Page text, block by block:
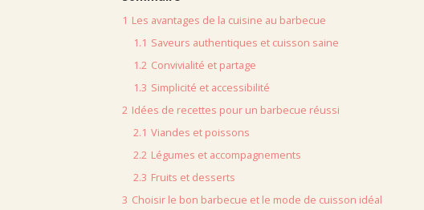
1 Les avantages de la cuisine au barbecue
1.1 Saveurs authentiques et cuisson saine
1.2 Convivialité et partage
1.3 Simplicité et accessibilité
2 Idées de recettes pour un barbecue réussi
2.1 Viandes et poissons
2.2 Légumes et accompagnements
2.3 Fruits et desserts
3 Choisir le bon barbecue et le mode de cuisson idéal